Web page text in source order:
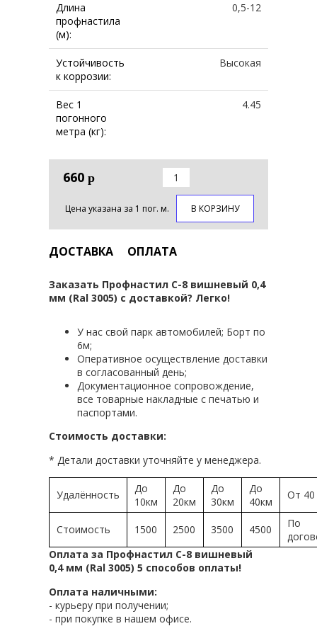
Длина
профнастила
(м):
0,5-12
Устойчивость
к коррозии:
Высокая
Вес 1
погонного
метра (кг):
4.45
660 р
Цена указана за 1 пог. м. В КОРЗИНУ
ДОСТАВКА ОПЛАТА
Заказать Профнастил С-8 вишневый 0,4
мм (Ral 3005) с доставкой? Легко!
У нас свой парк автомобилей; Борт по
6м;
Оперативное осуществление доставки
в согласованный день;
Документационное сопровождение,
все товарные накладные с печатью и
паспортами.
Стоимость доставки:
* Детали доставки уточняйте у менеджера.
Удалённость
До
10км
До
20км
До
30км
До
40км
От 40
Стоимость 1500 2500 3500 4500
По
Оплата за Профнастил С-8 вишневый
0,4 мм (Ral 3005) 5 способов оплаты!
Оплата наличными:
- курьеру при получении;
- при покупке в нашем офисе.